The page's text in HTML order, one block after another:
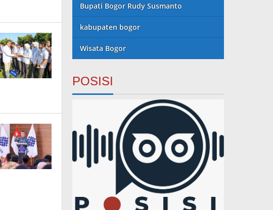
Bupati Bogor Rudy Susmanto
kabupaten bogor
Wisata Bogor
POSISI